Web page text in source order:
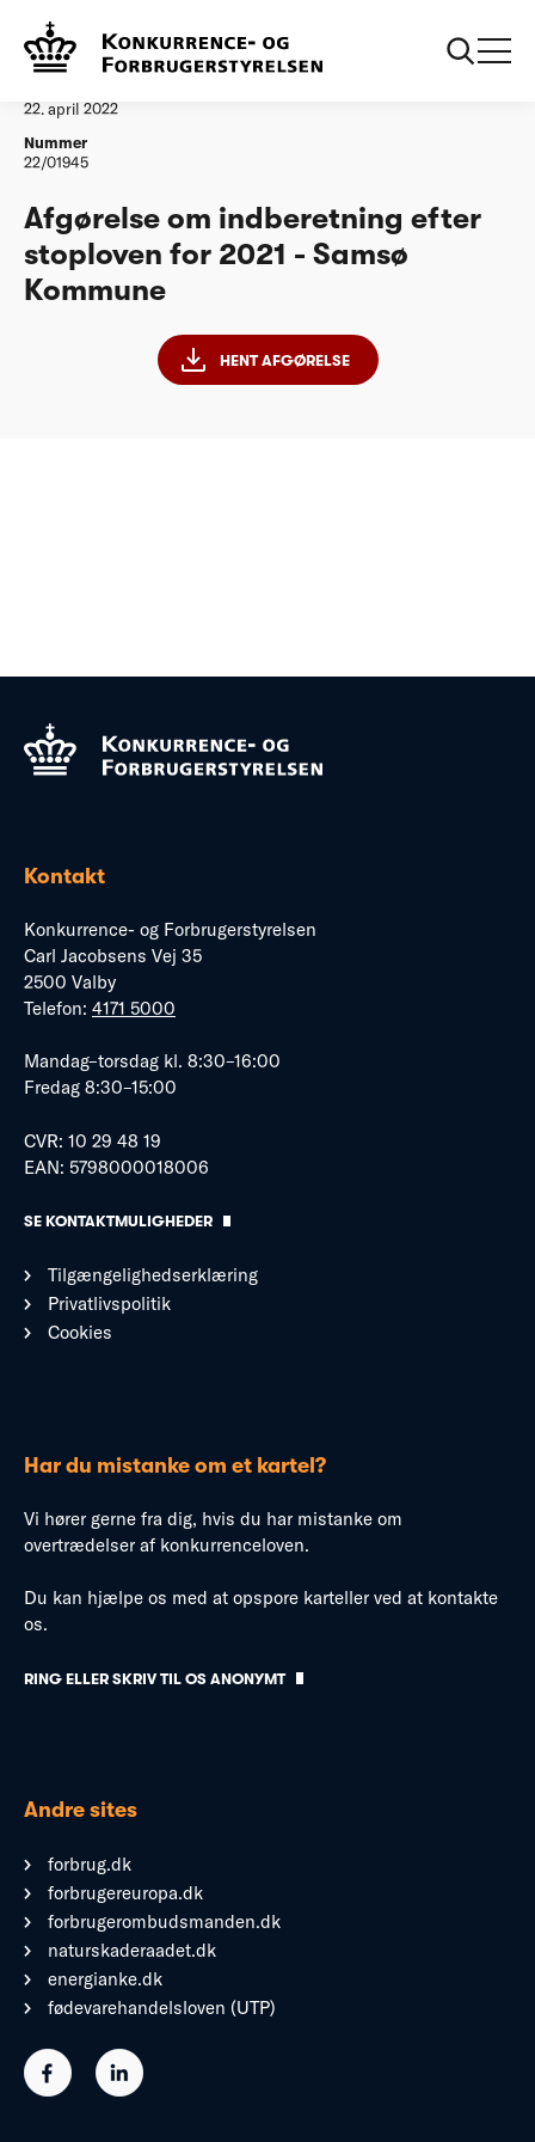
Vandtilsyn
22. april 2022
Nummer
22/01945
Afgørelse om indberetning efter
stoploven for 2021 - Samsø
Kommune
HENT AFGØRELSE
Kontakt
Konkurrence- og Forbrugerstyrelsen
Carl Jacobsens Vej 35
2500 Valby
Telefon: 4171 5000
Mandag–torsdag kl. 8:30–16:00
Fredag 8:30–15:00
CVR: 10 29 48 19
EAN: 5798000018006
SE KONTAKTMULIGHEDER
Tilgængelighedserklæring
Privatlivspolitik
Cookies
Har du mistanke om et kartel?
Vi hører gerne fra dig, hvis du har mistanke om
overtrædelser af konkurrenceloven.
Du kan hjælpe os med at opspore karteller ved at kontakte
os.
RING ELLER SKRIV TIL OS ANONYMT
Andre sites
forbrug.dk
forbrugereuropa.dk
forbrugerombudsmanden.dk
naturskaderaadet.dk
energianke.dk
fødevarehandelsloven (UTP)